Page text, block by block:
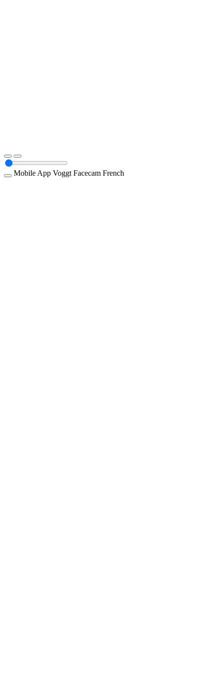
Mobile App Voggt Facecam French